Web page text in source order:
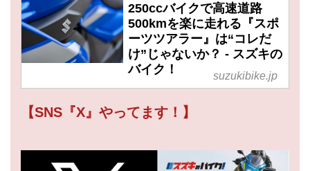
250ccバイクで高速道路
500kmを楽に走れる『スポ
ーツツアラー』は“コレだ
け”じゃないか？ - スズキの
バイク！
suzukibike.jp
【SNS『X』やってます！】